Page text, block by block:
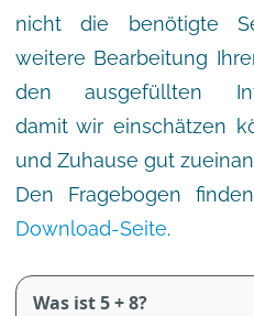
nicht die benötigte
weitere Bearbeitung
den ausgefüllten
damit wir einschätzen
und Zuhause gut
Den Fragebogen
Download-Seite.
Was ist 5 + 8?